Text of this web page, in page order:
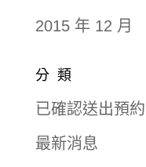
2015 年 12 月
分類
已確認送出預約
最新消息